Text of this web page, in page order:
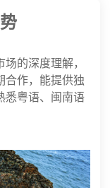
的深度理解，
合作，能提供独
悉粤语、闽南语